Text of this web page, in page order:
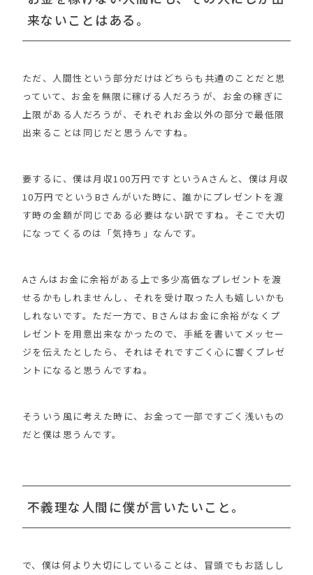
来ないことはある。
ただ、人間性という部分だけはどちらも共通のことだと思
っていて、お金を無限に稼げる人だろうが、お金の稼ぎに
上限がある人だろうが、それぞれお金以外の部分で最低限
出来ることは同じだと思うんですね。
要するに、僕は月収100万円ですというAさんと、僕は月収
10万円でというBさんがいた時に、誰かにプレゼントを渡
す時の金額が同じである必要はない訳ですね。そこで大切
になってくるのは「気持ち」なんです。
Aさんはお金に余裕がある上で多少高価なプレゼントを渡
せるかもしれませんし、それを受け取った人も嬉しいかも
しれないです。ただ一方で、Bさんはお金に余裕がなくプ
レゼントを用意出来なかったので、手紙を書いてメッセー
ジを伝えたとしたら、それはそれですごく心に響くプレゼ
ントになると思うんですね。
そういう風に考えた時に、お金って一部ですごく浅いもの
だと僕は思うんです。
不義理な人間に僕が言いたいこと。
で、僕は何より大切にしていることは、冒頭でもお話しし